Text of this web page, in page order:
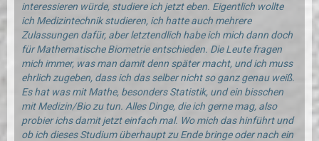
interessieren würde, studiere ich jetzt eben. Eigentlich wollte
ich Medizintechnik studieren, ich hatte auch mehrere
Zulassungen dafür, aber letztendlich habe ich mich dann doch
für Mathematische Biometrie entschieden. Die Leute fragen
mich immer, was man damit denn später macht, und ich muss
ehrlich zugeben, dass ich das selber nicht so ganz genau weiß.
Es hat was mit Mathe, besonders Statistik, und ein bisschen
mit Medizin/Bio zu tun. Alles Dinge, die ich gerne mag, also
probier ichs damit jetzt einfach mal. Wo mich das hinführt und
ob ich dieses Studium überhaupt zu Ende bringe oder nach ein